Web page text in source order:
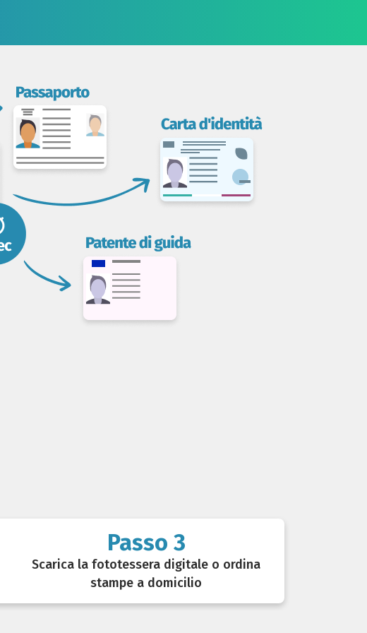
Passo 3
Scarica la fototessera digitale o ordina
stampe a domicilio